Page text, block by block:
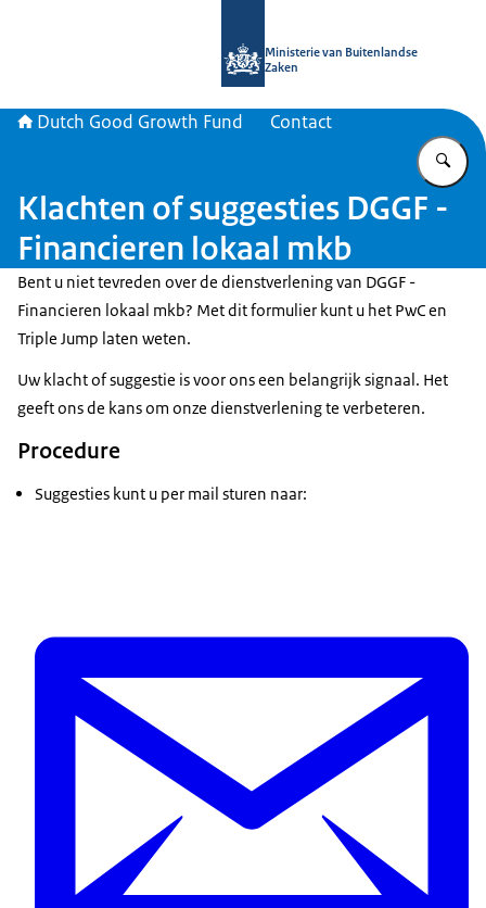
Ministerie van Buitenlandse
Zaken
Dutch Good Growth Fund Contact
Klachten of suggesties DGGF -
Financieren lokaal mkb
Bent u niet tevreden over de dienstverlening van DGGF -
Financieren lokaal mkb? Met dit formulier kunt u het PwC en
Triple Jump laten weten.
Uw klacht of suggestie is voor ons een belangrijk signaal. Het
geeft ons de kans om onze dienstverlening te verbeteren.
Procedure
Suggesties kunt u per mail sturen naar: